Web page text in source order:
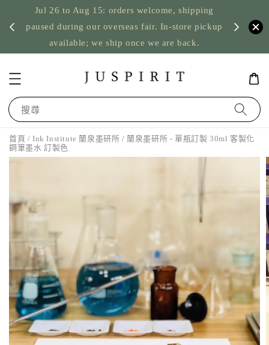
Jul 26 to Aug 15: orders welcome, shipping
paused during our overseas fair. In-store pickup
available; we ship once we are back.
US
搜尋
首頁 /Ink Institute 蘭泉墨研所 / 蘭泉墨研所 - 單瓶訂製 30ml 客製化
鋼筆墨水 訂製色